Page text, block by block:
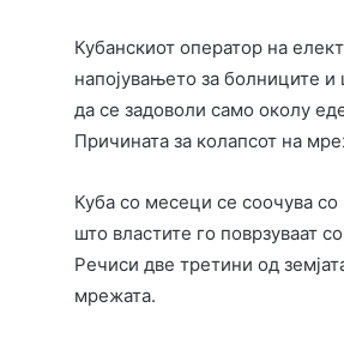
Кубанскиот оператор на
напојувањето за болниците
да се задоволи само околу
Причината за колапсот на
Куба со месеци се соочува
што властите го поврзуваат
Речиси две третини од
мрежата.